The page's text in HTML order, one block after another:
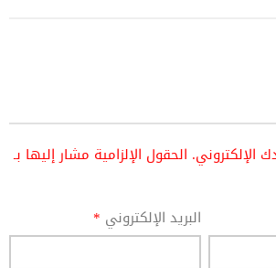
الإلكتروني. الحقول الإلزامية مشار إليها بـ
البريد الإلكتروني *